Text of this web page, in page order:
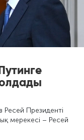
Президенті
мерекесі – Ресей